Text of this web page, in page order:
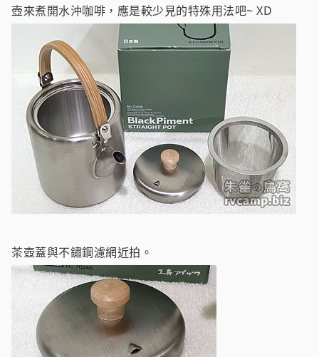
壺來煮開水沖咖啡，應是較少見的特殊用法吧~ XD
茶壺蓋與不鏽鋼濾網近拍。